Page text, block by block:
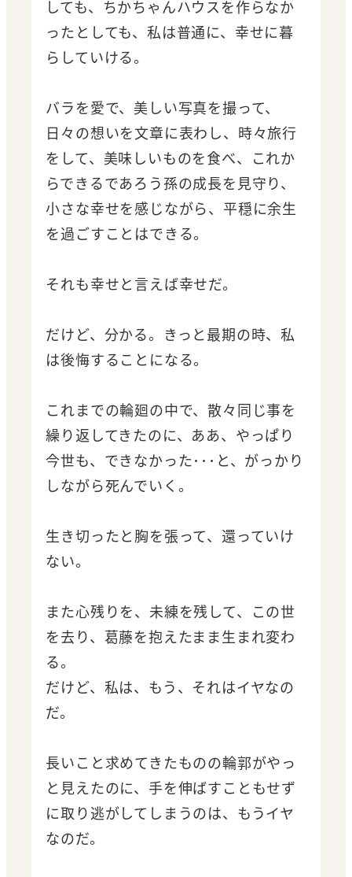
しても、ちかちゃんハウスを作らなか
ったとしても、私は普通に、幸せに暮
らしていける。
バラを愛で、美しい写真を撮って、
日々の想いを文章に表わし、時々旅行
をして、美味しいものを食べ、これか
らできるであろう孫の成長を見守り、
小さな幸せを感じながら、平穏に余生
を過ごすことはできる。
それも幸せと言えば幸せだ。
だけど、分かる。きっと最期の時、私
は後悔することになる。
これまでの輪廻の中で、散々同じ事を
繰り返してきたのに、ああ、やっぱり
今世も、できなかった･･･と、がっかり
しながら死んでいく。
生き切ったと胸を張って、還っていけ
ない。
また心残りを、未練を残して、この世
を去り、葛藤を抱えたまま生まれ変わ
る。
だけど、私は、もう、それはイヤなの
だ。
長いこと求めてきたものの輪郭がやっ
と見えたのに、手を伸ばすこともせず
に取り逃がしてしまうのは、もうイヤ
なのだ。